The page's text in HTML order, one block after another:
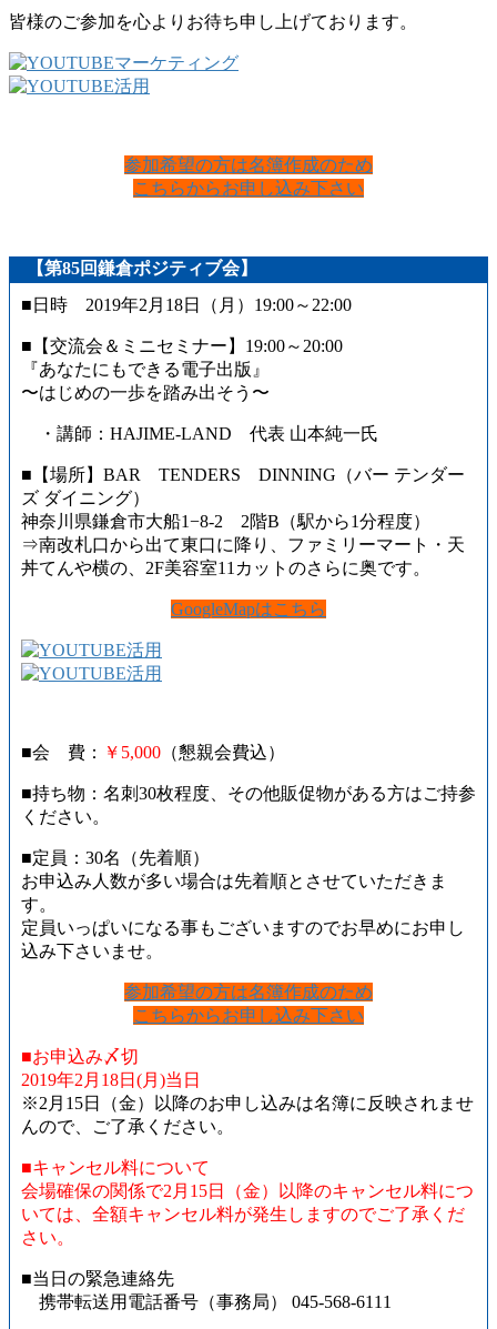
皆様のご参加を心よりお待ち申し上げております。
参加希望の方は名簿作成のため
こちらからお申し込み下さい
【第85回鎌倉ポジティブ会】
■日時 2019年2月18日（月）19:00～22:00
■【交流会＆ミニセミナー】19:00～20:00
『あなたにもできる電子出版』
〜はじめの一歩を踏み出そう〜
・講師：HAJIME-LAND 代表 山本純一氏
■【場所】BAR TENDERS DINNING（バー テンダー
ズ ダイニング）
神奈川県鎌倉市大船1−8-2 2階B（駅から1分程度）
⇒南改札口から出て東口に降り、ファミリーマート・天
丼てんや横の、2F美容室11カットのさらに奥です。
GoogleMapはこちら
■会 費： ￥5,000 （懇親会費込）
■持ち物：名刺30枚程度、その他販促物がある方はご持参
ください。
■定員：30名（先着順）
お申込み人数が多い場合は先着順とさせていただきま
す。
定員いっぱいになる事もございますのでお早めにお申し
込み下さいませ。
参加希望の方は名簿作成のため
こちらからお申し込み下さい
■お申込み〆切
2019年2月18日(月)当日
※2月15日（金）以降のお申し込みは名簿に反映されませ
んので、ご了承ください。
■キャンセル料について
会場確保の関係で2月15日（金）以降のキャンセル料につ
いては、全額キャンセル料が発生しますのでご了承くだ
さい。
■当日の緊急連絡先
携帯転送用電話番号（事務局） 045-568-6111